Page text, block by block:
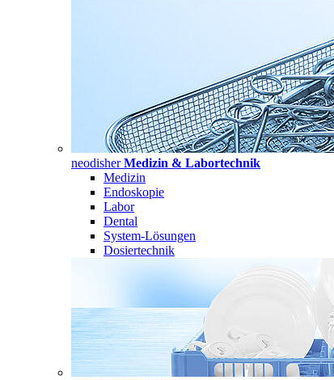
neodisherMedizin & Labortechnik
Medizin
Endoskopie
Labor
Dental
System-Lösungen
Dosiertechnik